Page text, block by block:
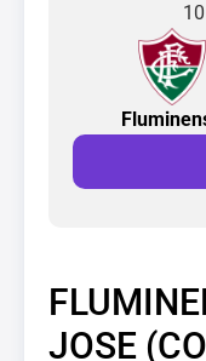
JOSE